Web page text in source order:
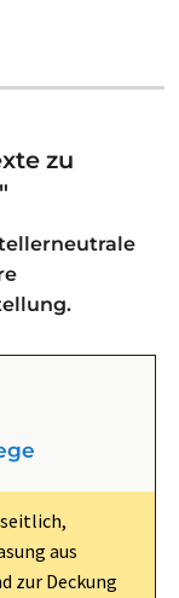
zu
aus
zur Deckung